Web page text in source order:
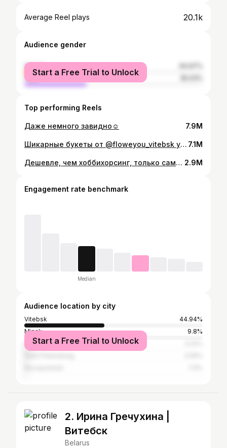
Average Reel plays 20.1k
Audience gender
female
male
Start a Free Trial to Unlock
Top performing Reels
Даже немного завидно☺️ 7.9M
Шикарные букеты от @floweyou_vitebsk уже ждут вас по адресу г. Витебск, пр-т Черняховского, 20❤️ 7.1M
Дешевле, чем хоббихорсинг, только самолётом через @aviasales.by 2.9M
Engagement rate benchmark
Median
Audience location by city
Vitebsk
44.94%
Minsk
9.8%
Moscow
Start a Free Trial to Unlock
2. Ирина Гречухина |
Витебск
Belarus